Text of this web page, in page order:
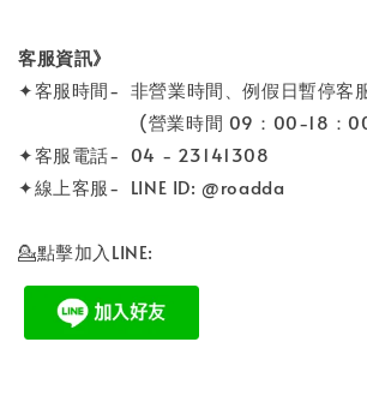
客服資訊》
✦客服時間- 非營業時間、例假日暫停客
(營業時間 09：00-18：
✦客服電話- 04 - 23141308
✦線上客服- LINE ID: @roadda
💁點擊加入LINE: